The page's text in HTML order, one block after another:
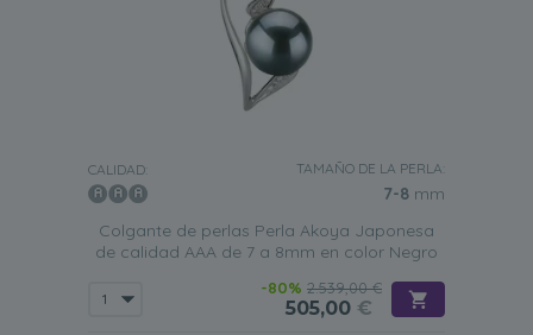
CALIDAD: TAMAÑO DE LA PERLA:
7-8 mm
Colgante de perlas Perla Akoya Japonesa
de calidad AAA de 7 a 8mm en color Negro
-80% 2.539,00 €
505,00 €